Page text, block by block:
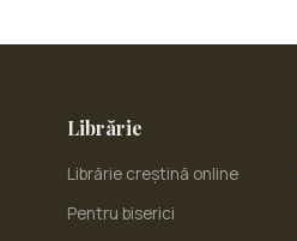
Librărie
Librărie creștină online
Pentru biserici